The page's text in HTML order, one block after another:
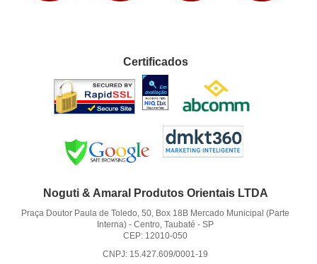
Certificados
Noguti & Amaral Produtos Orientais LTDA
Praça Doutor Paula de Toledo, 50, Box 18B Mercado Municipal (Parte
Interna) -Centro, Taubaté -SP
CEP: 12010-050
CNPJ: 15.427.609/0001-19